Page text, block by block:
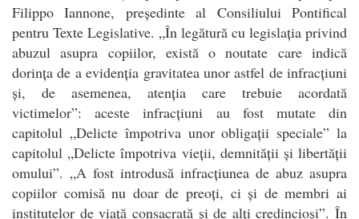
Filippo Iannone, președinte al Consiliului Pontifical
pentru Texte Legislative. „În legătură cu legislația privind
abuzul asupra copiilor, există o noutate care indică
dorința de a evidenția gravitatea unor astfel de infracțiuni
și, de asemenea, atenția care trebuie acordată
victimelor”: aceste infracțiuni au fost mutate din
capitolul „Delicte împotriva unor obligații speciale” la
capitolul „Delicte împotriva vieții, demnității și libertății
omului”. „A fost introdusă infracțiunea de abuz asupra
copiilor comisă nu doar de preoți, ci și de membri ai
institutelor de viață consacrată și de alți credincioși”. În